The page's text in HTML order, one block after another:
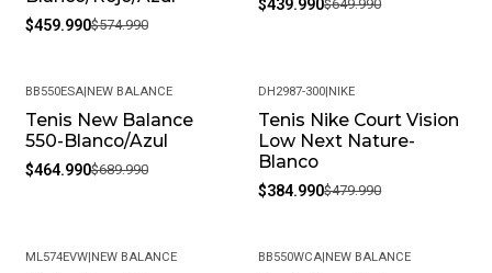
• Peso del Producto: Ligero, ideal para uso diario.
$459.990$574.990
$439.990$649.990
-33%
BB550ESA| NEW BALANCE
Tenis New Balance
550-Blanco/Azul
$464.990$689.990
-20%
DH2987-300 NIKE
Tenis Nike Court Vision
Low Next Nature-
Blanco
$384.990$479.990
ML574EVW| NEW BALANCE BB550WCA NEW BALANCE